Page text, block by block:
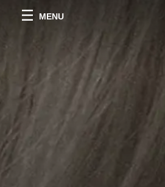
MENU